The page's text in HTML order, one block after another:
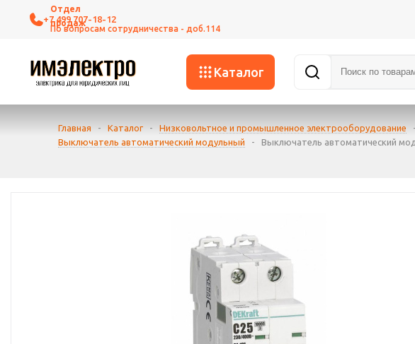
+7 499 707-18-12
Каталог
Главная - Каталог - Низковольтное и промышленное электрооборудование -
Выключатель автоматический модульный
- Выключатель автоматический